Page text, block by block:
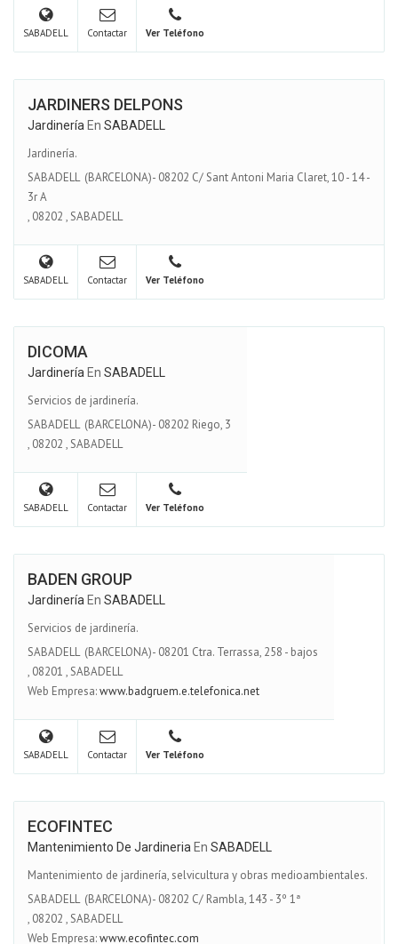
SABADELL Contactar Ver Teléfono
JARDINERS DELPONS
Jardinería En SABADELL
Jardinería.
SABADELL (BARCELONA)- 08202 C/ Sant Antoni Maria Claret, 10 - 14 -
3r A
, 08202 ,SABADELL
SABADELL Contactar Ver Teléfono
DICOMA
Jardinería En SABADELL
Servicios de jardinería.
SABADELL (BARCELONA)- 08202 Riego, 3
, 08202 ,SABADELL
SABADELL Contactar Ver Teléfono
BADEN GROUP
Jardinería En SABADELL
Servicios de jardinería.
SABADELL (BARCELONA)- 08201 Ctra. Terrassa, 258 - bajos
, 08201 ,SABADELL
Web Empresa:www.badgruem.e.telefonica.net
SABADELL Contactar Ver Teléfono
ECOFINTEC
Mantenimiento De Jardineria En SABADELL
Mantenimiento de jardinería, selvicultura y obras medioambientales.
SABADELL (BARCELONA)- 08202 C/ Rambla, 143 - 3º 1ª
, 08202 ,SABADELL
Web Empresa:www.ecofintec.com